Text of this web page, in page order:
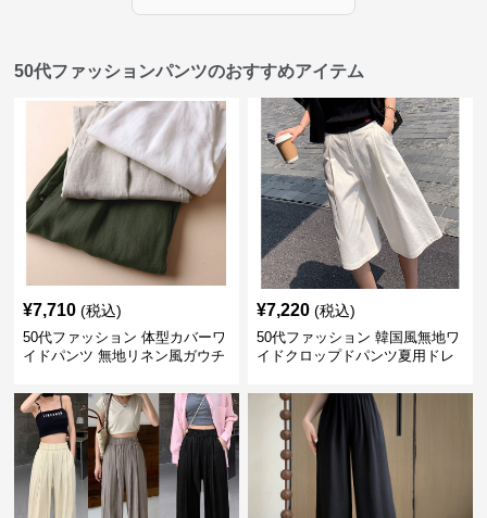
50代ファッションパンツのおすすめアイテム
¥7,710 (税込)
50代ファッション 体型カバーワ
イドパンツ 無地リネン風ガウチ
¥7,220 (税込)
50代ファッション 韓国風無地ワ
イドクロップドパンツ夏用ドレ